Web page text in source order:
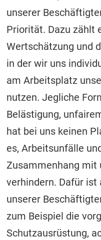
unserer
Priorität. Dazu zählt
Wertschätzung und
in der wir uns
am Arbeitsplatz
nutzen. Jegliche
Belästigung,
hat bei uns keinen
es, Arbeitsunfälle
Zusammenhang mit
verhindern. Dafür
unserer
zum Beispiel die
Schutzausrüstung,